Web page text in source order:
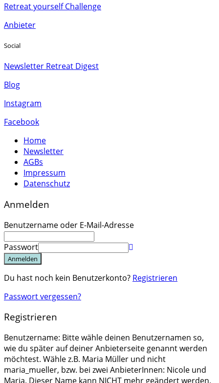
Retreat yourself Challenge
Anbieter
Social
Newsletter Retreat Digest
Blog
Instagram
Facebook
Home
Newsletter
AGBs
Impressum
Datenschutz
Anmelden
Benutzername oder E-Mail-Adresse
Passwort
Anmelden
Du hast noch kein Benutzerkonto? Registrieren
Passwort vergessen?
Registrieren
Benutzername: Bitte wähle deinen Benutzernamen so,
wie du später auf deiner Anbieterseite genannt werden
möchtest. Wähle z.B. Maria Müller und nicht
maria_mueller, bzw. bei zwei AnbieterInnen: Nicole und
Maria. Dieser Name kann NICHT mehr geändert werden.